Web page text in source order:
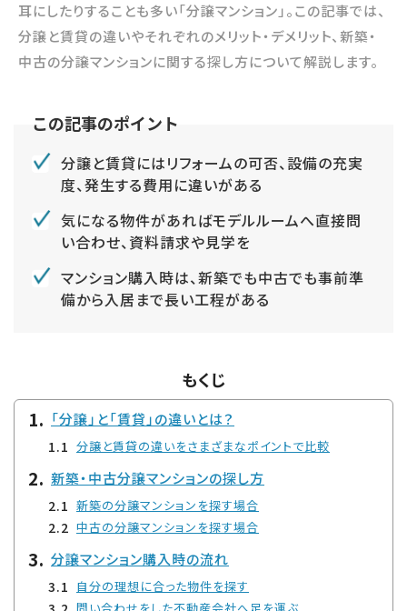
耳にしたりすることも多い「分譲マンション」。この記事では、
分譲と賃貸の違いやそれぞれのメリット・デメリット、新築・
中古の分譲マンションに関する探し方について解説します。
分譲と賃貸にはリフォームの可否、設備の充実
度、発生する費用に違いがある
気になる物件があればモデルルームへ直接問
い合わせ、資料請求や見学を
マンション購入時は、新築でも中古でも事前準
備から入居まで長い工程がある
もくじ
「分譲」と「賃貸」の違いとは？
分譲と賃貸の違いをさまざまなポイントで比較
新築・中古分譲マンションの探し方
新築の分譲マンションを探す場合
中古の分譲マンションを探す場合
分譲マンション購入時の流れ
自分の理想に合った物件を探す